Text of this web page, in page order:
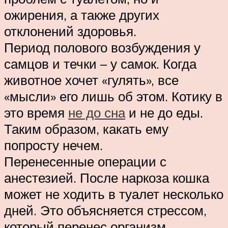
ожирения, а также других
отклонений здоровья.
Период полового возбуждения у
самцов и течки – у самок. Когда
животное хочет «гулять», все
«мысли» его лишь об этом. Котику в
это время не до снаи не до еды.
Таким образом, какать ему
попросту нечем.
Перенесенные операции с
анестезией. После наркоза кошка
может не ходить в туалет несколько
дней. Это объясняется стрессом,